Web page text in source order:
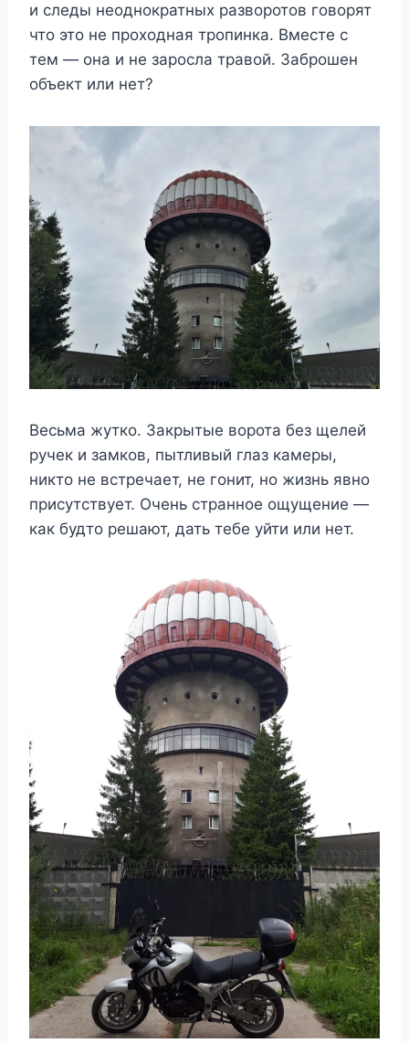
и следы неоднократных разворотов говорят
что это не проходная тропинка. Вместе с
тем — она и не заросла травой. Заброшен
объект или нет?
Весьма жутко. Закрытые ворота без щелей
ручек и замков, пытливый глаз камеры,
никто не встречает, не гонит, но жизнь явно
присутствует. Очень странное ощущение —
как будто решают, дать тебе уйти или нет.